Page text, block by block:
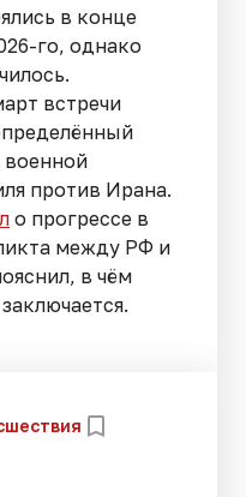
в конце
го, однако
встречи
военной
против Ирана.
о прогрессе в
между РФ и
в чём